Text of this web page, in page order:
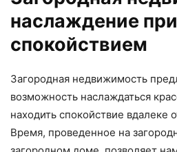
наслаждение
спокойствием
Загородная недвижимость
возможность наслаждаться
находить спокойствие вдалеке
Время, проведенное на